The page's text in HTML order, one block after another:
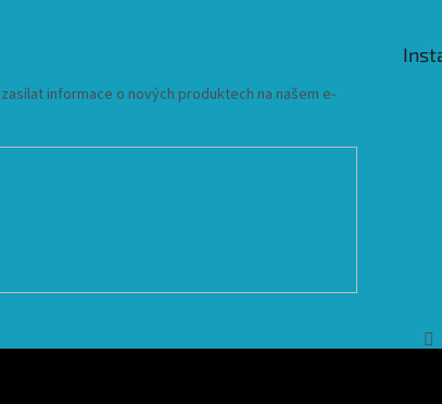
informace o nových produktech na našem e-